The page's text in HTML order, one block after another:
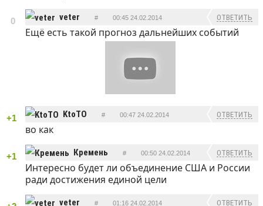
0 veter # 00:45 24.02.2014 ОТВЕТИТЬ
Ещё есть такой прогноз дальнейших событий
+1 KtoTO # 00:47 24.02.2014 ОТВЕТИТЬ
во как
+1 Кремень # 00:50 24.02.2014 ОТВЕТИТЬ
Интересно будет ли объединение США и России
ради достижения единой цели
veter # 01:16 24.02.2014 ОТВЕТИТЬ